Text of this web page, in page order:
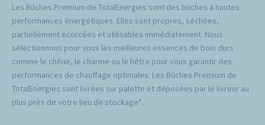
Les Bûches Premium de TotalEnergies sont des bûches à hautes
performances énergétiques. Elles sont propres, séchées,
partiellement écorcées et utilisables immédiatement. Nous
sélectionnons pour vous les meilleures essences de bois durs
comme le chêne, le charme ou le hêtre pour vous garantir des
performances de chauffage optimales. Les Bûches Premium de
TotalEnergies sont livrées sur palette et déposées par le livreur au
plus près de votre lieu de stockage*.